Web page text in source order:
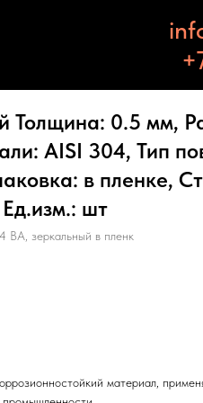
Толщина: 0.5 мм,
AISI 304, Тип
в пленке,
шт
зеркальный в пленк
материал,